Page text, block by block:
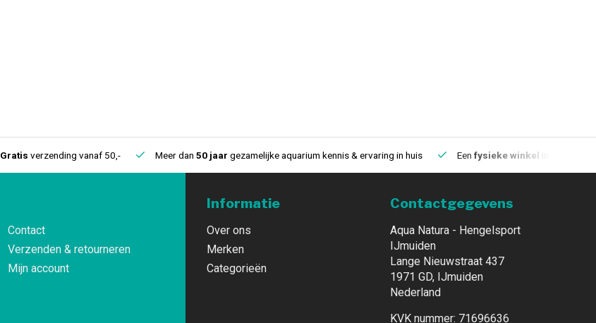
Gratis verzending vanaf 50,- Meer dan 50 jaar gezamelijke aquarium kennis & ervaring in huis Een fysieke winkel
Contact
Verzenden & retourneren
Mijn account
Informatie
Over ons
Merken
Categorieën
Contactgegevens
Aqua Natura - Hengelsport
IJmuiden
Lange Nieuwstraat 437
1971 GD, IJmuiden
Nederland
KVK nummer: 71696636